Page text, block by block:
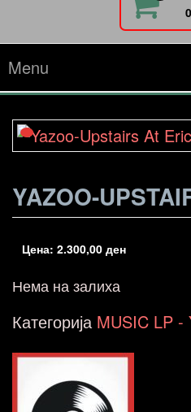
Menu
YAZOO-
Цена: 2.300,00 ден
Нема на залиха
Категорија MUSIC LP -